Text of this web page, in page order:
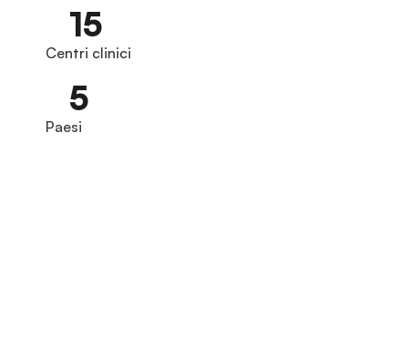
15
Centri clinici
5
Paesi